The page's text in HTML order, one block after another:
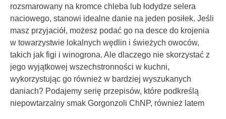
rozsmarowany na kromce chleba lub łodydze selera
naciowego, stanowi idealne danie na jeden posiłek. Jeśli
masz przyjaciół, możesz podać go na desce do krojenia
w towarzystwie lokalnych wędlin i świeżych owoców,
takich jak figi i winogrona. Ale dlaczego nie skorzystać z
jego wyjątkowej wszechstronności w kuchni,
wykorzystując go również w bardziej wyszukanych
daniach? Podajemy serię przepisów, które podkreślą
niepowtarzalny smak Gorgonzoli ChNP, również latem